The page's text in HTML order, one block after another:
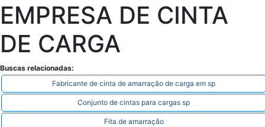
EMPRESA DE CINTA
DE CARGA
Buscas relacionadas:
Fabricante de cinta de amarração de carga em sp
Conjunto de cintas para cargas sp
Fita de amarração